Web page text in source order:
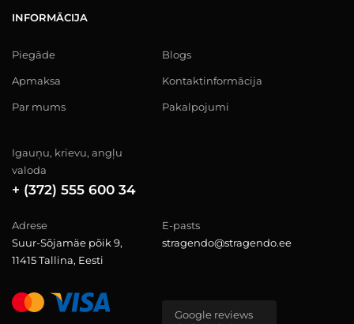
INFORMĀCIJA
Piegāde
Apmaksa
Par mums
Blogs
Kontaktinformācija
Pakalpojumi
Igauņu, krievu, angļu
valoda
+ (372) 555 600 34
Adrese
Suur-Sõjamäe põik 9,
11415 Tallina, Eesti
E-pasts
stragendo@stragendo.ee
Google reviews